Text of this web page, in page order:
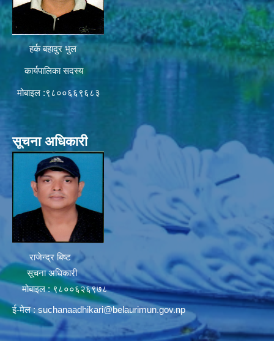
हर्क बहादुर भुल
कार्यपालिका सदस्य
मोबाइल :९८००६६९६८३
सूचना अधिकारी
राजेन्द्र बिष्ट
सूचना अधिकारी
मोबाइल : ९८००६२६९७८
ई-मेल : suchanaadhikari@belaurimun.gov.np